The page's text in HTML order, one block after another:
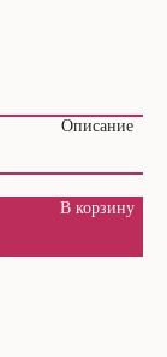
Описание
В корзину